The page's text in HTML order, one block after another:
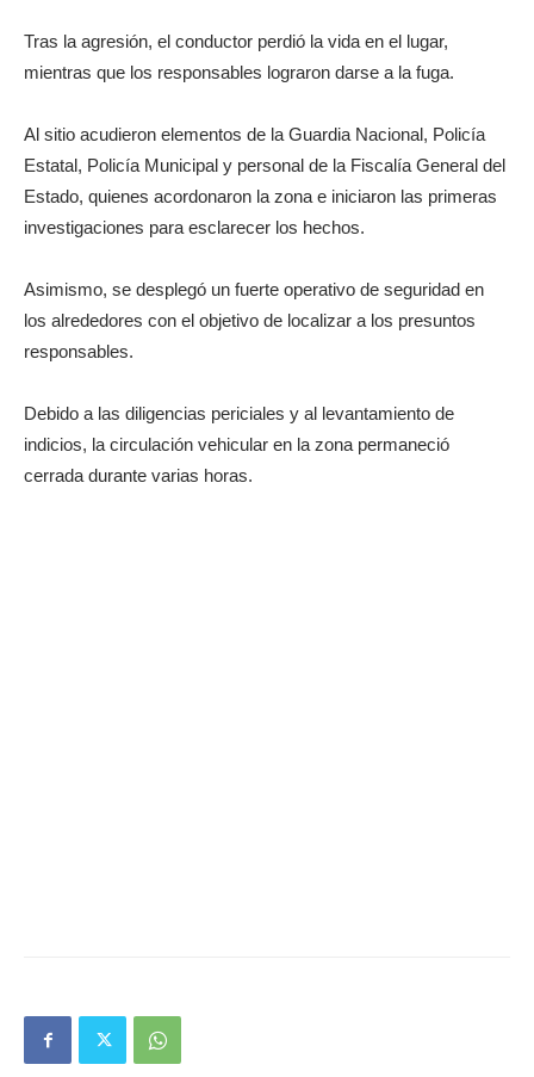
Tras la agresión, el conductor perdió la vida en el lugar,
mientras que los responsables lograron darse a la fuga.
Al sitio acudieron elementos de la Guardia Nacional, Policía
Estatal, Policía Municipal y personal de la Fiscalía General del
Estado, quienes acordonaron la zona e iniciaron las primeras
investigaciones para esclarecer los hechos.
Asimismo, se desplegó un fuerte operativo de seguridad en
los alrededores con el objetivo de localizar a los presuntos
responsables.
Debido a las diligencias periciales y al levantamiento de
indicios, la circulación vehicular en la zona permaneció
cerrada durante varias horas.